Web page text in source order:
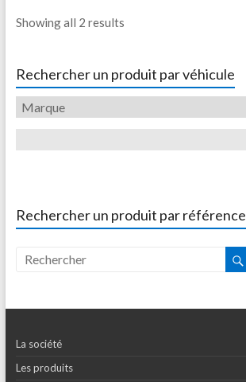
Showing all 2 results
Rechercher un produit par véhicule
Rechercher un produit par référence
La société
Les produits